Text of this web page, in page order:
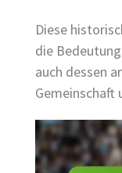
Diese
die
auch dessen
Gemeinschaft